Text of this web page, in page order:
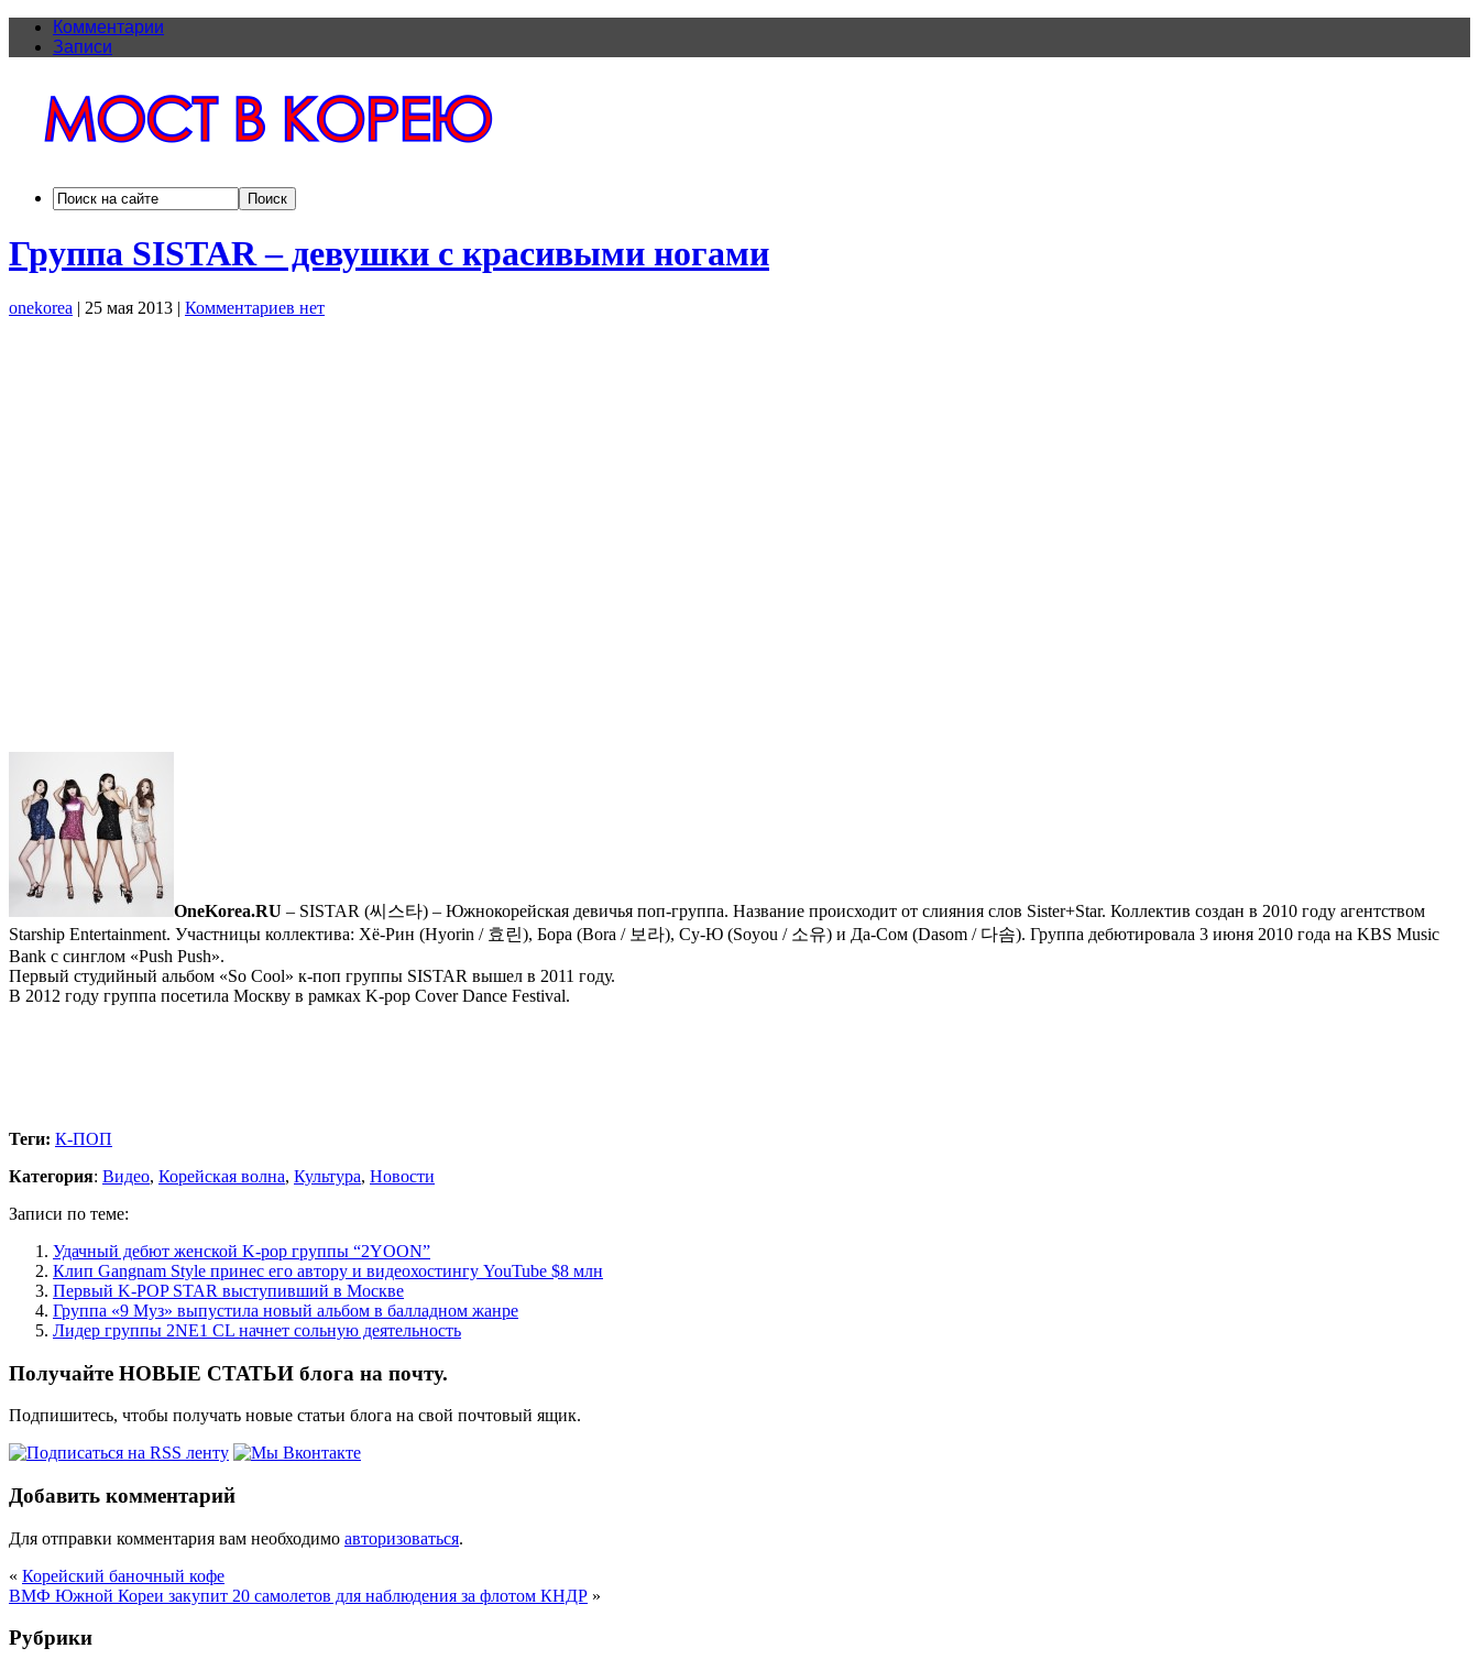
Комментарии
Записи
Группа SISTAR – девушки с красивыми ногами
onekorea | 25 мая 2013 | Комментариев нет
OneKorea.RU – SISTAR (씨스타) – Южнокорейская девичья поп-группа. Название происходит от слияния слов Sister+Star. Коллектив создан в 2010 году агентством
Starship Entertainment. Участницы коллектива: Хё-Рин (Hyorin / 효린), Бора (Bora / 보라), Су-Ю (Soyou / 소유) и Да-Сом (Dasom / 다솜). Группа дебютировала 3 июня 2010 года на KBS Music
Bank с синглом «Push Push».
Первый студийный альбом «So Cool» к-поп группы SISTAR вышел в 2011 году.
В 2012 году группа посетила Москву в рамках K-pop Cover Dance Festival.
Теги: К-ПОП
Категория: Видео, Корейская волна, Культура, Новости
Записи по теме:
Удачный дебют женской K-pop группы “2YOON”
Клип Gangnam Style принес его автору и видеохостингу YouTube $8 млн
Первый K-POP STAR выступивший в Москве
Группа «9 Муз» выпустила новый альбом в балладном жанре
Лидер группы 2NE1 CL начнет сольную деятельность
Получайте НОВЫЕ СТАТЬИ блога на почту.
Подпишитесь, чтобы получать новые статьи блога на свой почтовый ящик.
Добавить комментарий
Для отправки комментария вам необходимо авторизоваться.
« Корейский баночный кофе
ВМФ Южной Кореи закупит 20 самолетов для наблюдения за флотом КНДР »
Рубрики